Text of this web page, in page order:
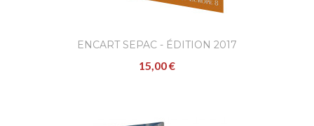
ENCART SEPAC - ÉDITION 2017
15,00 €